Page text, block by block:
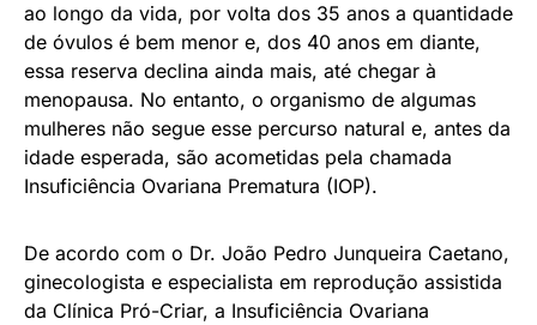
ao longo da vida, por volta dos 35 anos a quantidade
de óvulos é bem menor e, dos 40 anos em diante,
essa reserva declina ainda mais, até chegar à
menopausa. No entanto, o organismo de algumas
mulheres não segue esse percurso natural e, antes da
idade esperada, são acometidas pela chamada
Insuficiência Ovariana Prematura (IOP).
De acordo com o Dr. João Pedro Junqueira Caetano,
ginecologista e especialista em reprodução assistida
da Clínica Pró-Criar, a Insuficiência Ovariana